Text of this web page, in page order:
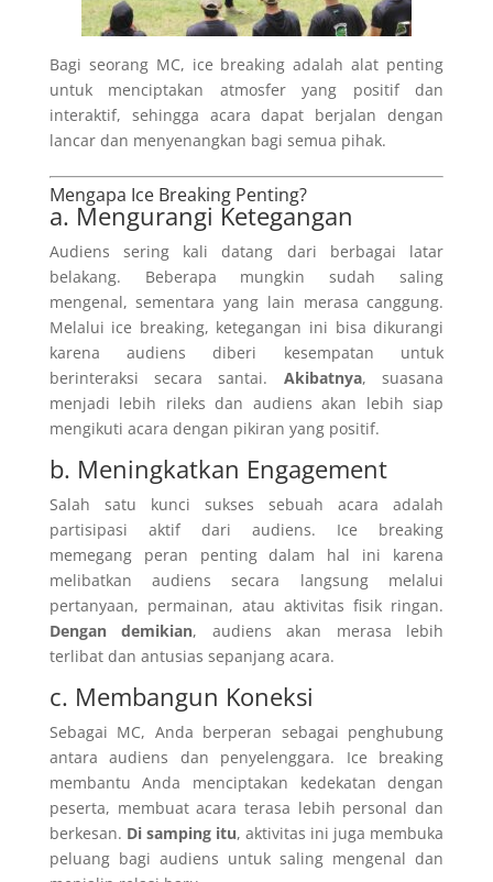
Bagi seorang MC, ice breaking adalah alat penting
untuk menciptakan atmosfer yang positif dan
interaktif, sehingga acara dapat berjalan dengan
lancar dan menyenangkan bagi semua pihak.
Mengapa Ice Breaking Penting?
a. Mengurangi Ketegangan
Audiens sering kali datang dari berbagai latar
belakang. Beberapa mungkin sudah saling
mengenal, sementara yang lain merasa canggung.
Melalui ice breaking, ketegangan ini bisa dikurangi
karena audiens diberi kesempatan untuk
berinteraksi secara santai. Akibatnya, suasana
menjadi lebih rileks dan audiens akan lebih siap
mengikuti acara dengan pikiran yang positif.
b. Meningkatkan Engagement
Salah satu kunci sukses sebuah acara adalah
partisipasi aktif dari audiens. Ice breaking
memegang peran penting dalam hal ini karena
melibatkan audiens secara langsung melalui
pertanyaan, permainan, atau aktivitas fisik ringan.
Dengan demikian, audiens akan merasa lebih
terlibat dan antusias sepanjang acara.
c. Membangun Koneksi
Sebagai MC, Anda berperan sebagai penghubung
antara audiens dan penyelenggara. Ice breaking
membantu Anda menciptakan kedekatan dengan
peserta, membuat acara terasa lebih personal dan
berkesan. Di samping itu, aktivitas ini juga membuka
peluang bagi audiens untuk saling mengenal dan